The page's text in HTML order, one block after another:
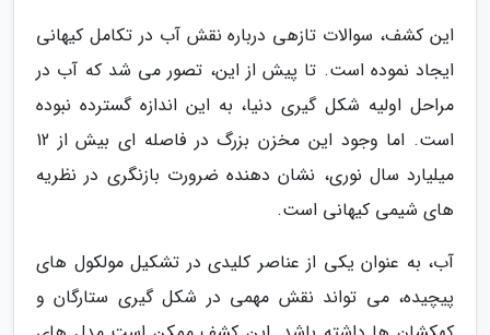
این کشف، سوالات تازهی درباره نقش آب در تکامل کیهانی
ایجاد نموده است. تا پیش از این، تصور می شد که آب در
مراحل اولیه شکل گیری دنیا، به این اندازه گسترده نبوده
است. اما وجود این مخزن بزرگ در فاصله ای بیش از 12
میلیارد سال نوری، نشان دهنده ضرورت بازنگری در نظریه
های شیمی کیهانی است.
آب، به عنوان یکی از عناصر کلیدی در تشکیل مولکول های
پیچیده، می تواند نقش مهمی در شکل گیری ستارگان و